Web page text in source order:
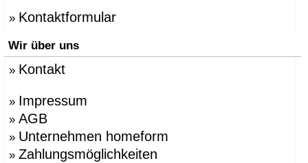
» Kontaktformular
Wir über uns
» Kontakt
» Impressum
» AGB
» Unternehmen homeform
» Zahlungsmöglichkeiten